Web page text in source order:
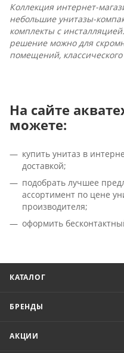
Коллекция интернет-
небольшие унитазы-
комплекты с
решение можно для
помещений,
На сайте
можете:
купить унитаз в
доставкой;
подобрать лучшее
ассортимент по цене
производителя;
оформить
КАТАЛОГ
БРЕНДЫ
АКЦИИ